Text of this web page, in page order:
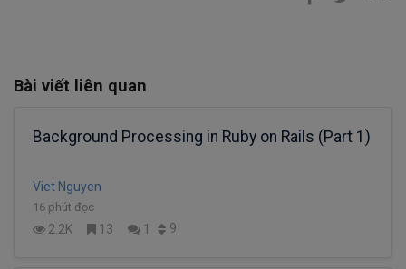
Bài viết liên quan
Background Processing in Ruby on Rails (Part 1)
Viet Nguyen
16 phút đọc
2.2K 13 1 9